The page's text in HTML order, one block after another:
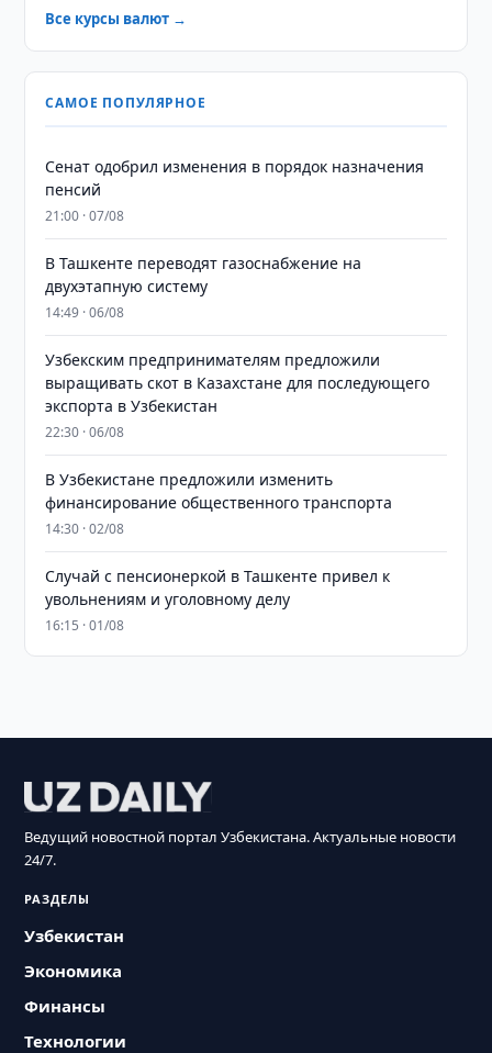
Все курсы валют →
САМОЕ ПОПУЛЯРНОЕ
Сенат одобрил изменения в порядок назначения
пенсий
21:00 · 07/08
В Ташкенте переводят газоснабжение на
двухэтапную систему
14:49 · 06/08
Узбекским предпринимателям предложили
выращивать скот в Казахстане для последующего
экспорта в Узбекистан
22:30 · 06/08
В Узбекистане предложили изменить
финансирование общественного транспорта
14:30 · 02/08
Случай с пенсионеркой в Ташкенте привел к
увольнениям и уголовному делу
16:15 · 01/08
Ведущий новостной портал Узбекистана. Актуальные новости
24/7.
РАЗДЕЛЫ
Узбекистан
Экономика
Финансы
Технологии